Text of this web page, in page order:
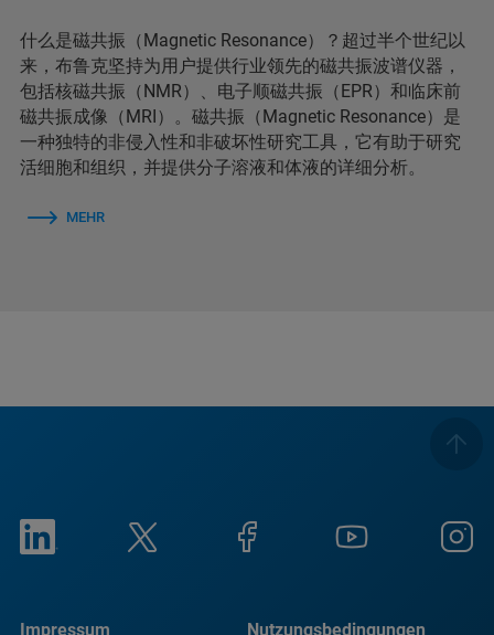
什么是磁共振（Magnetic Resonance）？超过半个世纪以
来，布鲁克坚持为用户提供行业领先的磁共振波谱仪器，
包括核磁共振（NMR）、电子顺磁共振（EPR）和临床前
磁共振成像（MRI）。磁共振（Magnetic Resonance）是
一种独特的非侵入性和非破坏性研究工具，它有助于研究
活细胞和组织，并提供分子溶液和体液的详细分析。
MEHR
Impressum Nutzungsbedingungen